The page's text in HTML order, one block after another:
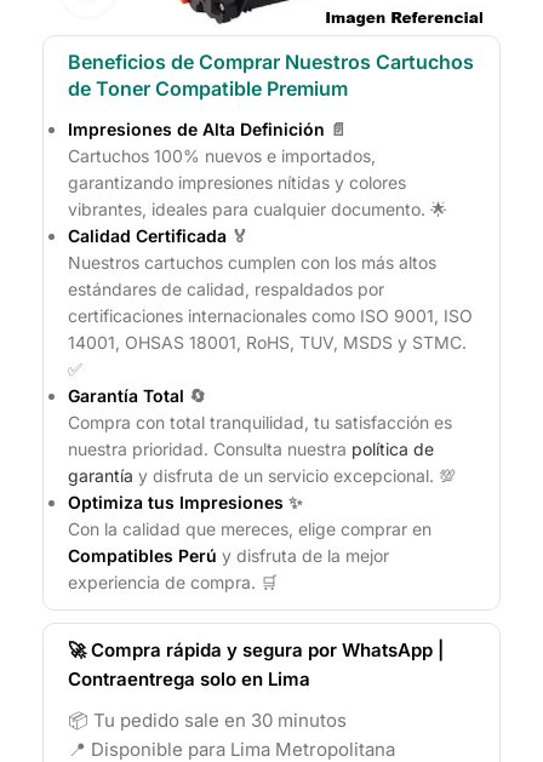
Beneficios de Comprar Nuestros Cartuchos
de Toner Compatible Premium
Impresiones de Alta Definición 📄
Cartuchos 100% nuevos e importados,
garantizando impresiones nítidas y colores
vibrantes, ideales para cualquier documento. 🌟
Calidad Certificada 🏅
Nuestros cartuchos cumplen con los más altos
estándares de calidad, respaldados por
certificaciones internacionales como ISO 9001, ISO
14001, OHSAS 18001, RoHS, TUV, MSDS y STMC.
✅
Garantía Total 🔄
Compra con total tranquilidad, tu satisfacción es
nuestra prioridad. Consulta nuestra política de
garantía y disfruta de un servicio excepcional. 💯
Optimiza tus Impresiones ✨
Con la calidad que mereces, elige comprar en
Compatibles Perú y disfruta de la mejor
experiencia de compra. 🛒
🚀 Compra rápida y segura por WhatsApp |
Contraentrega solo en Lima
📦 Tu pedido sale en 30 minutos
📍 Disponible para Lima Metropolitana